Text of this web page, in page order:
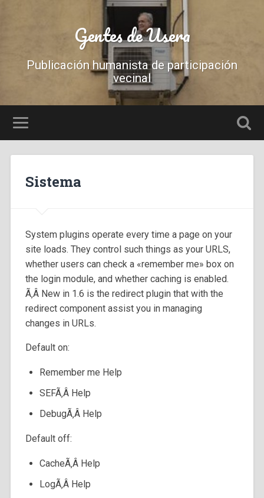
Gentes de Usera
Publicación humanista de participación
vecinal
Sistema
System plugins operate every time a page on your
site loads. They control such things as your URLS,
whether users can check a «remember me» box on
the login module, and whether caching is enabled.
Ã‚Â New in 1.6 is the redirect plugin that with the
redirect component assist you in managing
changes in URLs.
Default on:
Remember me Help
SEFÃ‚Â Help
DebugÃ‚Â Help
Default off:
CacheÃ‚Â Help
LogÃ‚Â Help